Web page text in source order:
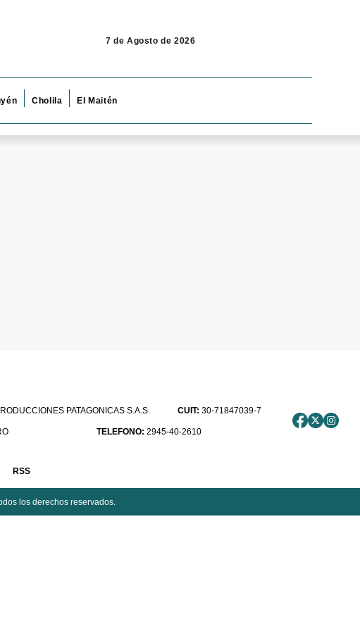
7 de Agosto de 2026
Cholila El Maitén
PATAGONICAS S.A.S. CUIT: 30-71847039-7
TELEFONO: 2945-40-2610
RSS
los derechos reservados.